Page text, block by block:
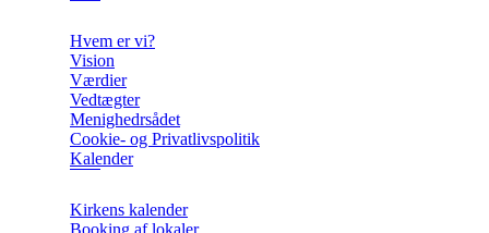
Hvem er vi?
Vision
Værdier
Vedtægter
Menighedrsådet
Cookie- og Privatlivspolitik
Kalender
Kirkens kalender
Booking af lokaler